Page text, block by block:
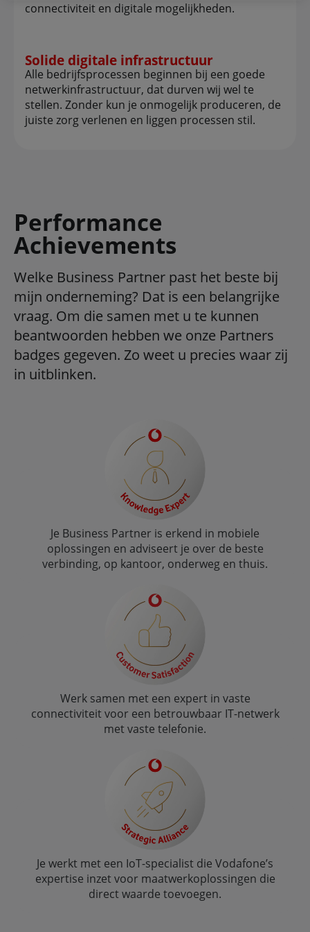
connectiviteit en digitale mogelijkheden.
Solide digitale infrastructuur
Alle bedrijfsprocessen beginnen bij een goede
netwerkinfrastructuur, dat durven wij wel te
stellen. Zonder kun je onmogelijk produceren, de
juiste zorg verlenen en liggen processen stil.
Performance
Achievements
Welke Business Partner past het beste bij
mijn onderneming? Dat is een belangrijke
vraag. Om die samen met u te kunnen
beantwoorden hebben we onze Partners
badges gegeven. Zo weet u precies waar zij
in uitblinken.
Je Business Partner is erkend in mobiele
oplossingen en adviseert je over de beste
verbinding, op kantoor, onderweg en thuis.
Werk samen met een expert in vaste
connectiviteit voor een betrouwbaar IT-netwerk
met vaste telefonie.
Je werkt met een IoT-specialist die Vodafone’s
expertise inzet voor maatwerkoplossingen die
direct waarde toevoegen.